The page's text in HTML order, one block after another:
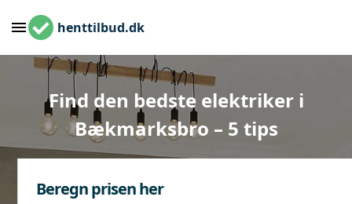
henttilbud.dk
Find den bedste elektriker i
Bækmarksbro – 5 tips
Beregn prisen her